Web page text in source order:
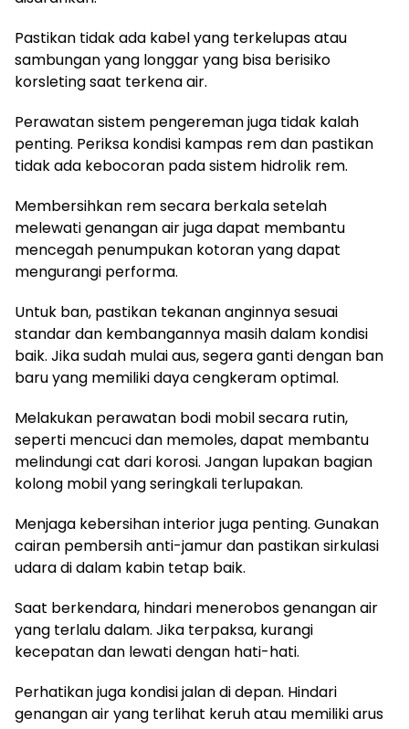
Pastikan tidak ada kabel yang terkelupas atau
sambungan yang longgar yang bisa berisiko
korsleting saat terkena air.
Perawatan sistem pengereman juga tidak kalah
penting. Periksa kondisi kampas rem dan pastikan
tidak ada kebocoran pada sistem hidrolik rem.
Membersihkan rem secara berkala setelah
melewati genangan air juga dapat membantu
mencegah penumpukan kotoran yang dapat
mengurangi performa.
Untuk ban, pastikan tekanan anginnya sesuai
standar dan kembangannya masih dalam kondisi
baik. Jika sudah mulai aus, segera ganti dengan ban
baru yang memiliki daya cengkeram optimal.
Melakukan perawatan bodi mobil secara rutin,
seperti mencuci dan memoles, dapat membantu
melindungi cat dari korosi. Jangan lupakan bagian
kolong mobil yang seringkali terlupakan.
Menjaga kebersihan interior juga penting. Gunakan
cairan pembersih anti-jamur dan pastikan sirkulasi
udara di dalam kabin tetap baik.
Saat berkendara, hindari menerobos genangan air
yang terlalu dalam. Jika terpaksa, kurangi
kecepatan dan lewati dengan hati-hati.
Perhatikan juga kondisi jalan di depan. Hindari
genangan air yang terlihat keruh atau memiliki arus